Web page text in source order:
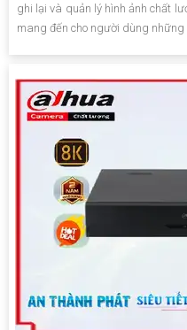
ghi lại và quản lý hình ảnh chất
mang đến cho người dùng những